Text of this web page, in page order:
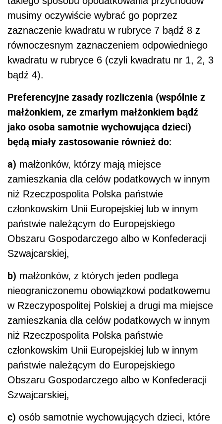
musimy oczywiście wybrać go poprzez
zaznaczenie kwadratu w rubryce 7 bądź 8 z
równoczesnym zaznaczeniem odpowiedniego
kwadratu w rubryce 6 (czyli kwadratu nr 1, 2, 3
bądź 4).
Preferencyjne zasady rozliczenia (wspólnie z
małżonkiem, ze zmarłym małżonkiem bądź
jako osoba samotnie wychowująca dzieci)
będą miały zastosowanie również do:
a) małżonków, którzy mają miejsce
zamieszkania dla celów podatkowych w innym
niż Rzeczpospolita Polska państwie
członkowskim Unii Europejskiej lub w innym
państwie należącym do Europejskiego
Obszaru Gospodarczego albo w Konfederacji
Szwajcarskiej,
b) małżonków, z których jeden podlega
nieograniczonemu obowiązkowi podatkowemu
w Rzeczypospolitej Polskiej a drugi ma miejsce
zamieszkania dla celów podatkowych w innym
niż Rzeczpospolita Polska państwie
członkowskim Unii Europejskiej lub w innym
państwie należącym do Europejskiego
Obszaru Gospodarczego albo w Konfederacji
Szwajcarskiej,
c) osób samotnie wychowujących dzieci, które